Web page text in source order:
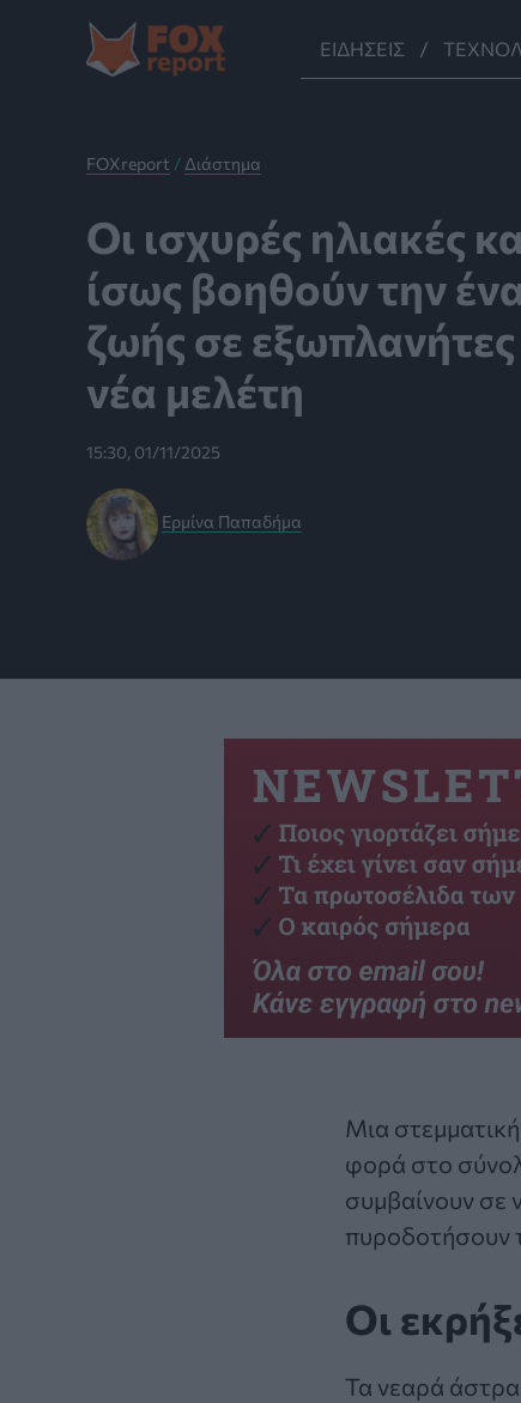
Μετάβαση
περιεχόμενο
ΕΙΔΉΣΕΙΣ
FOXreport / Διάστημα
Οι ισχυρές ηλιακές
ίσως βοηθούν την
ζωής σε εξωπλανήτες
νέα μελέτη
15:30, 01/11/2025
Ερμίνα Παπαδήμα
Μια
φορά στο
συμβαίνουν σε
πυροδοτήσουν
Οι
Τα νεαρά άστρα